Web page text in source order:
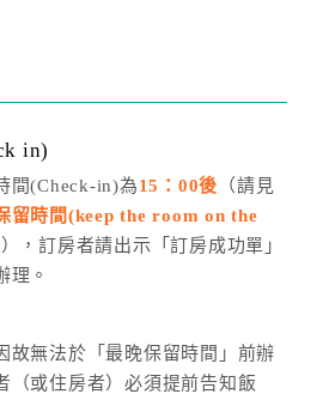
，皆為次日計算及辦理。
～晚上6:00
in)
間(Check-in)為15：00後 （請見
留時間(keep the room on the
），訂房者請出示「訂房成功單」
理。
故無法於「最晚保留時間」前辦
（或住房者）必須提前告知飯